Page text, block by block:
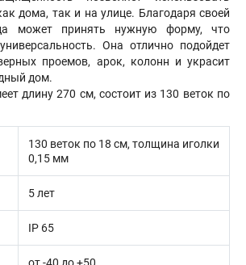
дома, так и на улице. Благодаря своей
может принять нужную форму, что
Она отлично подойдет
проемов, арок, колонн и украсит
дом.
длину 270 см, состоит из 130 веток по
130 веток по 18 см, толщина иголки
0,15 мм
5 лет
IP 65